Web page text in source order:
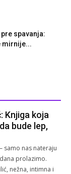
spavanja:
mirnije...
Knjiga koja
bude lep,
samo nas nateraju
prolazimo.
nežna, intimna i